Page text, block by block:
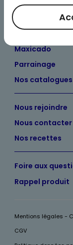
Nos
Maximo et vous
Maxicado
Parrainage
Nos
Nous rejoindre
Nous contacter
Nos recettes
Foire aux
Rappel produit
Mentions légales -
CGV